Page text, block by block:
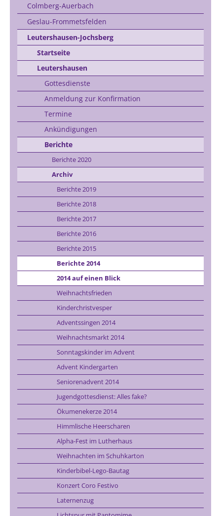
Colmberg-Auerbach
Geslau-Frommetsfelden
Leutershausen-Jochsberg
Startseite
Leutershausen
Gottesdienste
Anmeldung zur Konfirmation
Termine
Ankündigungen
Berichte
Berichte 2020
Archiv
Berichte 2019
Berichte 2018
Berichte 2017
Berichte 2016
Berichte 2015
Berichte 2014
2014 auf einen Blick
Weihnachtsfrieden
Kinderchristvesper
Adventssingen 2014
Weihnachtsmarkt 2014
Sonntagskinder im Advent
Advent Kindergarten
Seniorenadvent 2014
Jugendgottesdienst: Alles fake?
Ökumenekerze 2014
Himmlische Heerscharen
Alpha-Fest im Lutherhaus
Weihnachten im Schuhkarton
Kinderbibel-Lego-Bautag
Konzert Coro Festivo
Laternenzug